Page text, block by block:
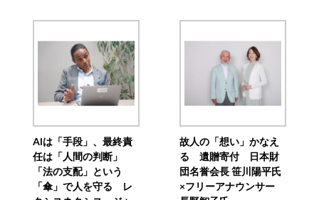
AIは「手段」、最終責
任は「人間の判断」
「法の支配」という
「傘」で人を守る レ
故人の「想い」かなえ
る 遺贈寄付 日本財
団名誉会長 笹川陽平氏
×フリーアナウンサー